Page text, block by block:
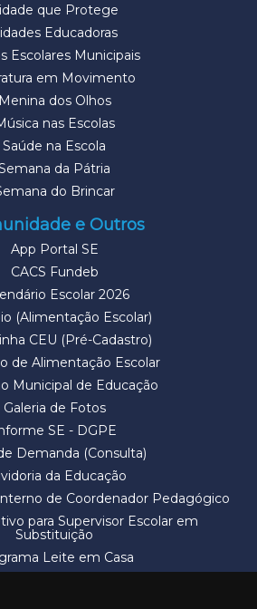
que Protege
Educadoras
Escolares Municipais
em Movimento
Menina dos Olhos
nas Escolas
Saúde na Escola
da Pátria
do Brincar
e Outros
App Portal SE
CACS Fundeb
Escolar 2026
(Alimentação Escolar)
CEU (Pré-Cadastro)
de Alimentação Escolar
Municipal de Educação
Galeria de Fotos
SE - DGPE
Demanda (Consulta)
da Educação
de Coordenador Pedagógico
para Supervisor Escolar em
Substituição
Leite em Casa